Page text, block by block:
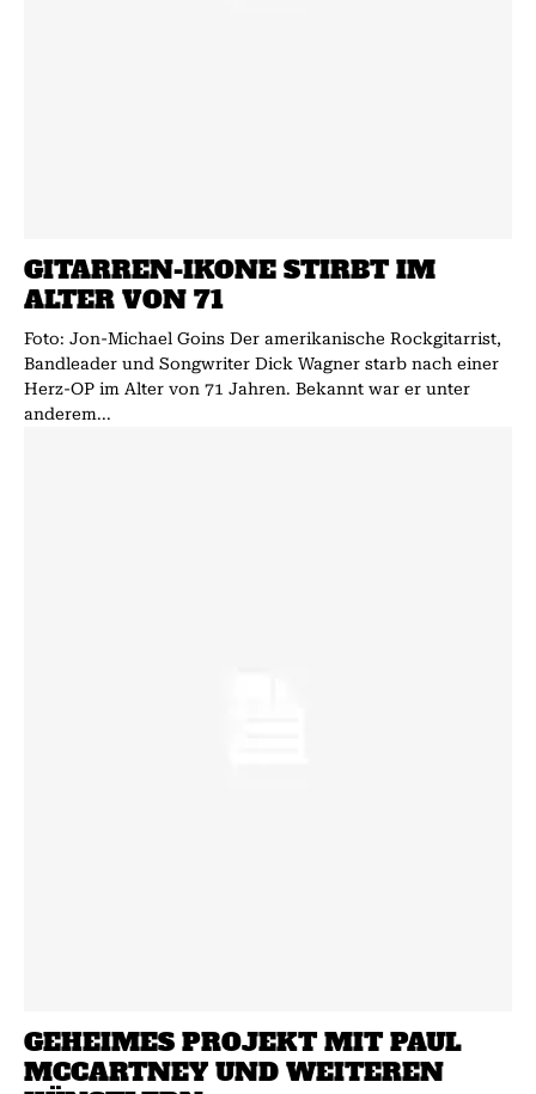
GITARREN-IKONE STIRBT IM
ALTER VON 71
Foto: Jon-Michael Goins Der amerikanische Rockgitarrist,
Bandleader und Songwriter Dick Wagner starb nach einer
Herz-OP im Alter von 71 Jahren. Bekannt war er unter
anderem...
GEHEIMES PROJEKT MIT PAUL
MCCARTNEY UND WEITEREN